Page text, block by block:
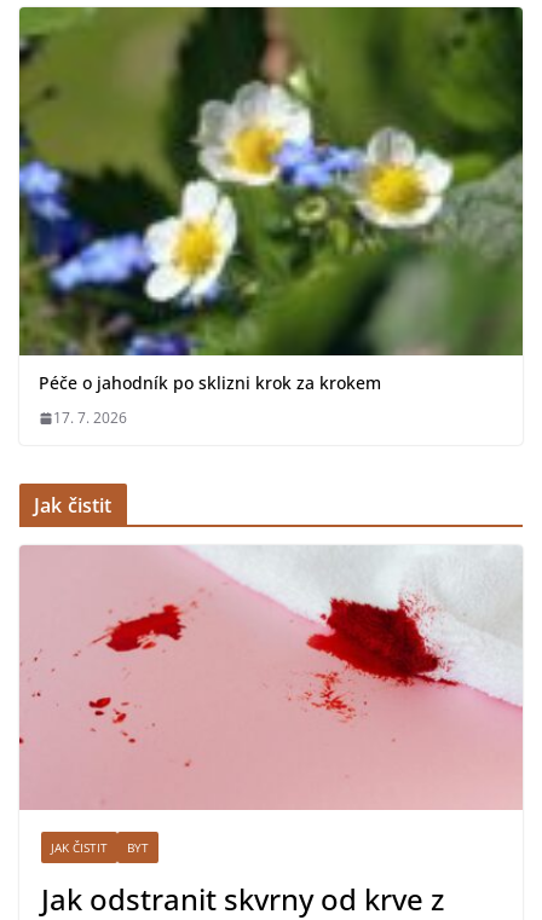
Péče o jahodník po sklizni krok za krokem
17. 7. 2026
Jak čistit
JAK ČISTIT BYT
Jak odstranit skvrny od krve z